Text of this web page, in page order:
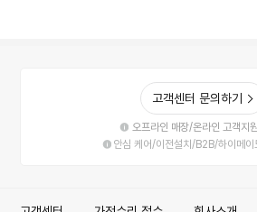
고객센터 문의하기
오프라인 매장/온라인 고객지
안심 케어/이전설치/B2B/하이메